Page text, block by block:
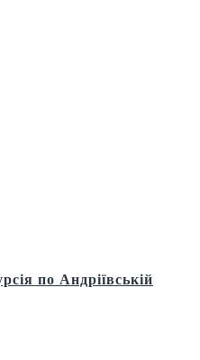
по Андріївській